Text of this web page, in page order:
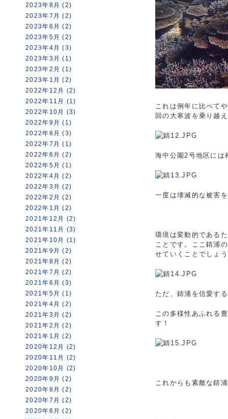
2023年8月 (2)
2023年7月 (2)
2023年6月 (2)
2023年5月 (2)
2023年4月 (3)
2023年3月 (1)
2023年2月 (1)
2023年1月 (2)
2022年12月 (2)
2022年11月 (1)
2022年10月 (3)
2022年9月 (1)
2022年8月 (3)
2022年7月 (1)
2022年6月 (2)
2022年5月 (1)
2022年4月 (2)
2022年3月 (2)
2022年2月 (2)
2022年1月 (2)
2021年12月 (2)
2021年11月 (3)
2021年10月 (1)
2021年9月 (2)
2021年8月 (2)
2021年7月 (2)
2021年6月 (3)
2021年5月 (1)
2021年4月 (2)
2021年3月 (2)
2021年2月 (2)
2021年1月 (2)
2020年12月 (2)
2020年11月 (2)
2020年10月 (2)
2020年9月 (2)
2020年8月 (2)
2020年7月 (2)
2020年6月 (2)
これは例年に比べて
回の大寒波を乗り越
海中公園2号地区には
一度は壊滅的な被害
環境は変動的である
ことです。ここ錆浦
せていくことでしょ
ただ、錆浦を信愛す
この多様性あふれる
す！
これからも素敵な錆